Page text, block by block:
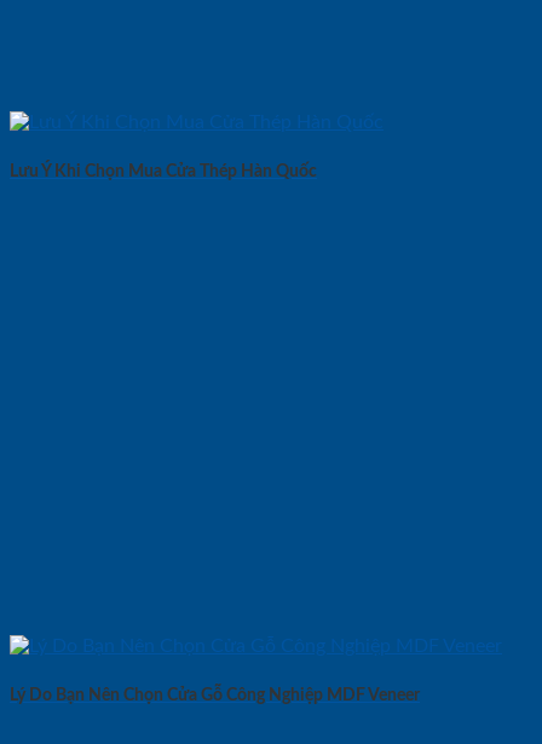
Lưu Ý Khi Chọn Mua Cửa Thép Hàn Quốc
Lý Do Bạn Nên Chọn Cửa Gỗ Công Nghiệp MDF Veneer